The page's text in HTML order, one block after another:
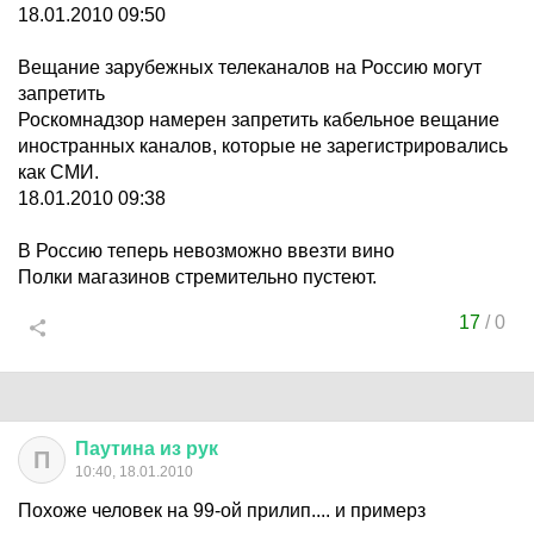
18.01.2010 09:50
Вещание зарубежных телеканалов на Россию могут
запретить
Роскомнадзор намерен запретить кабельное вещание
иностранных каналов, которые не зарегистрировались
как СМИ.
18.01.2010 09:38
В Россию теперь невозможно ввезти вино
Полки магазинов стремительно пустеют.
17 /0
П Паутина из рук
10:40, 18.01.2010
Похоже человек на 99-ой прилип.... и примерз